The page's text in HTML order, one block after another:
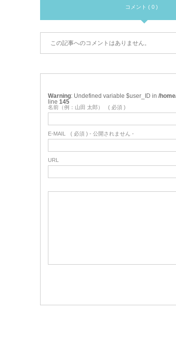
コメント ( 0 )
この記事へのコメントはありません。
Warning : Undefined variable $user_ID in /
line 145
名前（例：山田 太郎） ( 必須 )
E-MAIL ( 必須 ) - 公開されません -
URL